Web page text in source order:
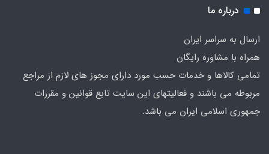
درباره ما
ارسال به سراسر ایران
همراه با مشاوره رایگان
تمامی کالاها و خدمات حسب مورد دارای مجوز های لازم از مراجع
مربوطه می باشند و فعالیتهای این سایت تابع قوانین و مقررات
جمهوری اسلامی ایران می باشد.